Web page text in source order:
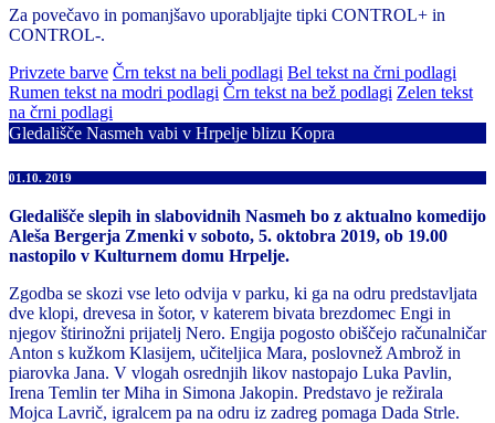
Za povečavo in pomanjšavo uporabljajte tipki CONTROL+ in
CONTROL-.
Privzete barve Črn tekst na beli podlagi Bel tekst na črni podlagi
Rumen tekst na modri podlagi Črn tekst na bež podlagi Zelen tekst
na črni podlagi
Gledališče Nasmeh vabi v Hrpelje blizu Kopra
01.10. 2019
Gledališče slepih in slabovidnih Nasmeh bo z aktualno komedijo
Aleša Bergerja Zmenki v soboto, 5. oktobra 2019, ob 19.00
nastopilo v Kulturnem domu Hrpelje.
Zgodba se skozi vse leto odvija v parku, ki ga na odru predstavljata
dve klopi, drevesa in šotor, v katerem bivata brezdomec Engi in
njegov štirinožni prijatelj Nero. Engija pogosto obiščejo računalničar
Anton s kužkom Klasijem, učiteljica Mara, poslovnež Ambrož in
piarovka Jana. V vlogah osrednjih likov nastopajo Luka Pavlin,
Irena Temlin ter Miha in Simona Jakopin. Predstavo je režirala
Mojca Lavrič, igralcem pa na odru iz zadreg pomaga Dada Strle.